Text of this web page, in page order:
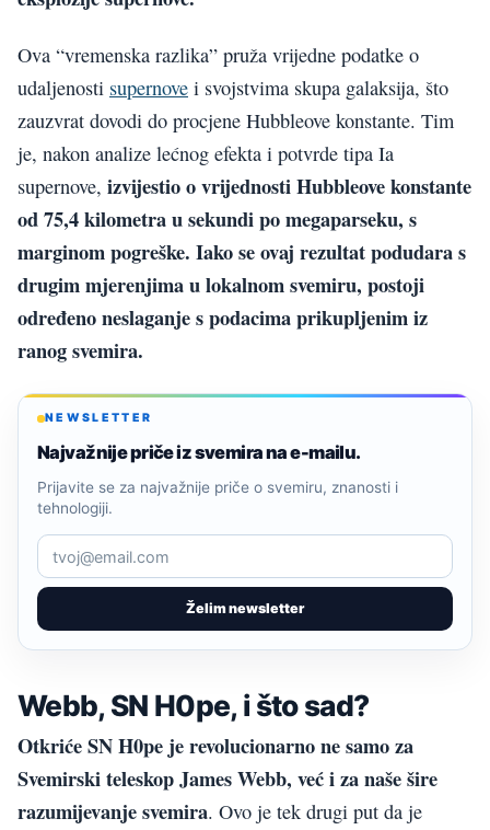
Ova “vremenska razlika” pruža vrijedne podatke o
udaljenosti supernove i svojstvima skupa galaksija, što
zauzvrat dovodi do procjene Hubbleove konstante. Tim
je, nakon analize lećnog efekta i potvrde tipa Ia
supernove, izvijestio o vrijednosti Hubbleove konstante
od 75,4 kilometra u sekundi po megaparseku, s
marginom pogreške. Iako se ovaj rezultat podudara s
drugim mjerenjima u lokalnom svemiru, postoji
određeno neslaganje s podacima prikupljenim iz
ranog svemira.
NEWSLETTER
Najvažnije priče iz svemira na e-mailu.
Želim newsletter
Prijavite se za najvažnije priče o svemiru, znanosti i
tehnologiji.
Webb, SN H0pe, i što sad?
Otkriće SN H0pe je revolucionarno ne samo za
Svemirski teleskop James Webb, već i za naše šire
razumijevanje svemira. Ovo je tek drugi put da je